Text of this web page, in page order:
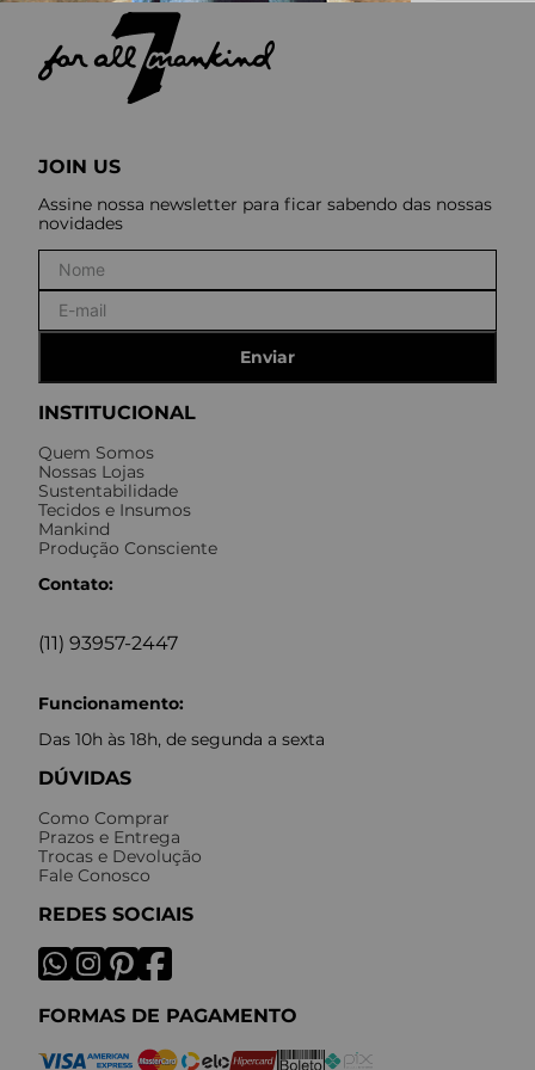
INSTITUCIONAL
Quem Somos
Nossas Lojas
Sustentabilidade
Tecidos e Insumos
Mankind
Produção Consciente
Contato:
(11) 93957-2447
Funcionamento:
Das 10h às 18h, de segunda a sexta
DÚVIDAS
Como Comprar
Prazos e Entrega
Trocas e Devolução
Fale Conosco
REDES SOCIAIS
FORMAS DE PAGAMENTO
JOIN US
Assine nossa newsletter para ficar sabendo das nossas
novidades
Enviar